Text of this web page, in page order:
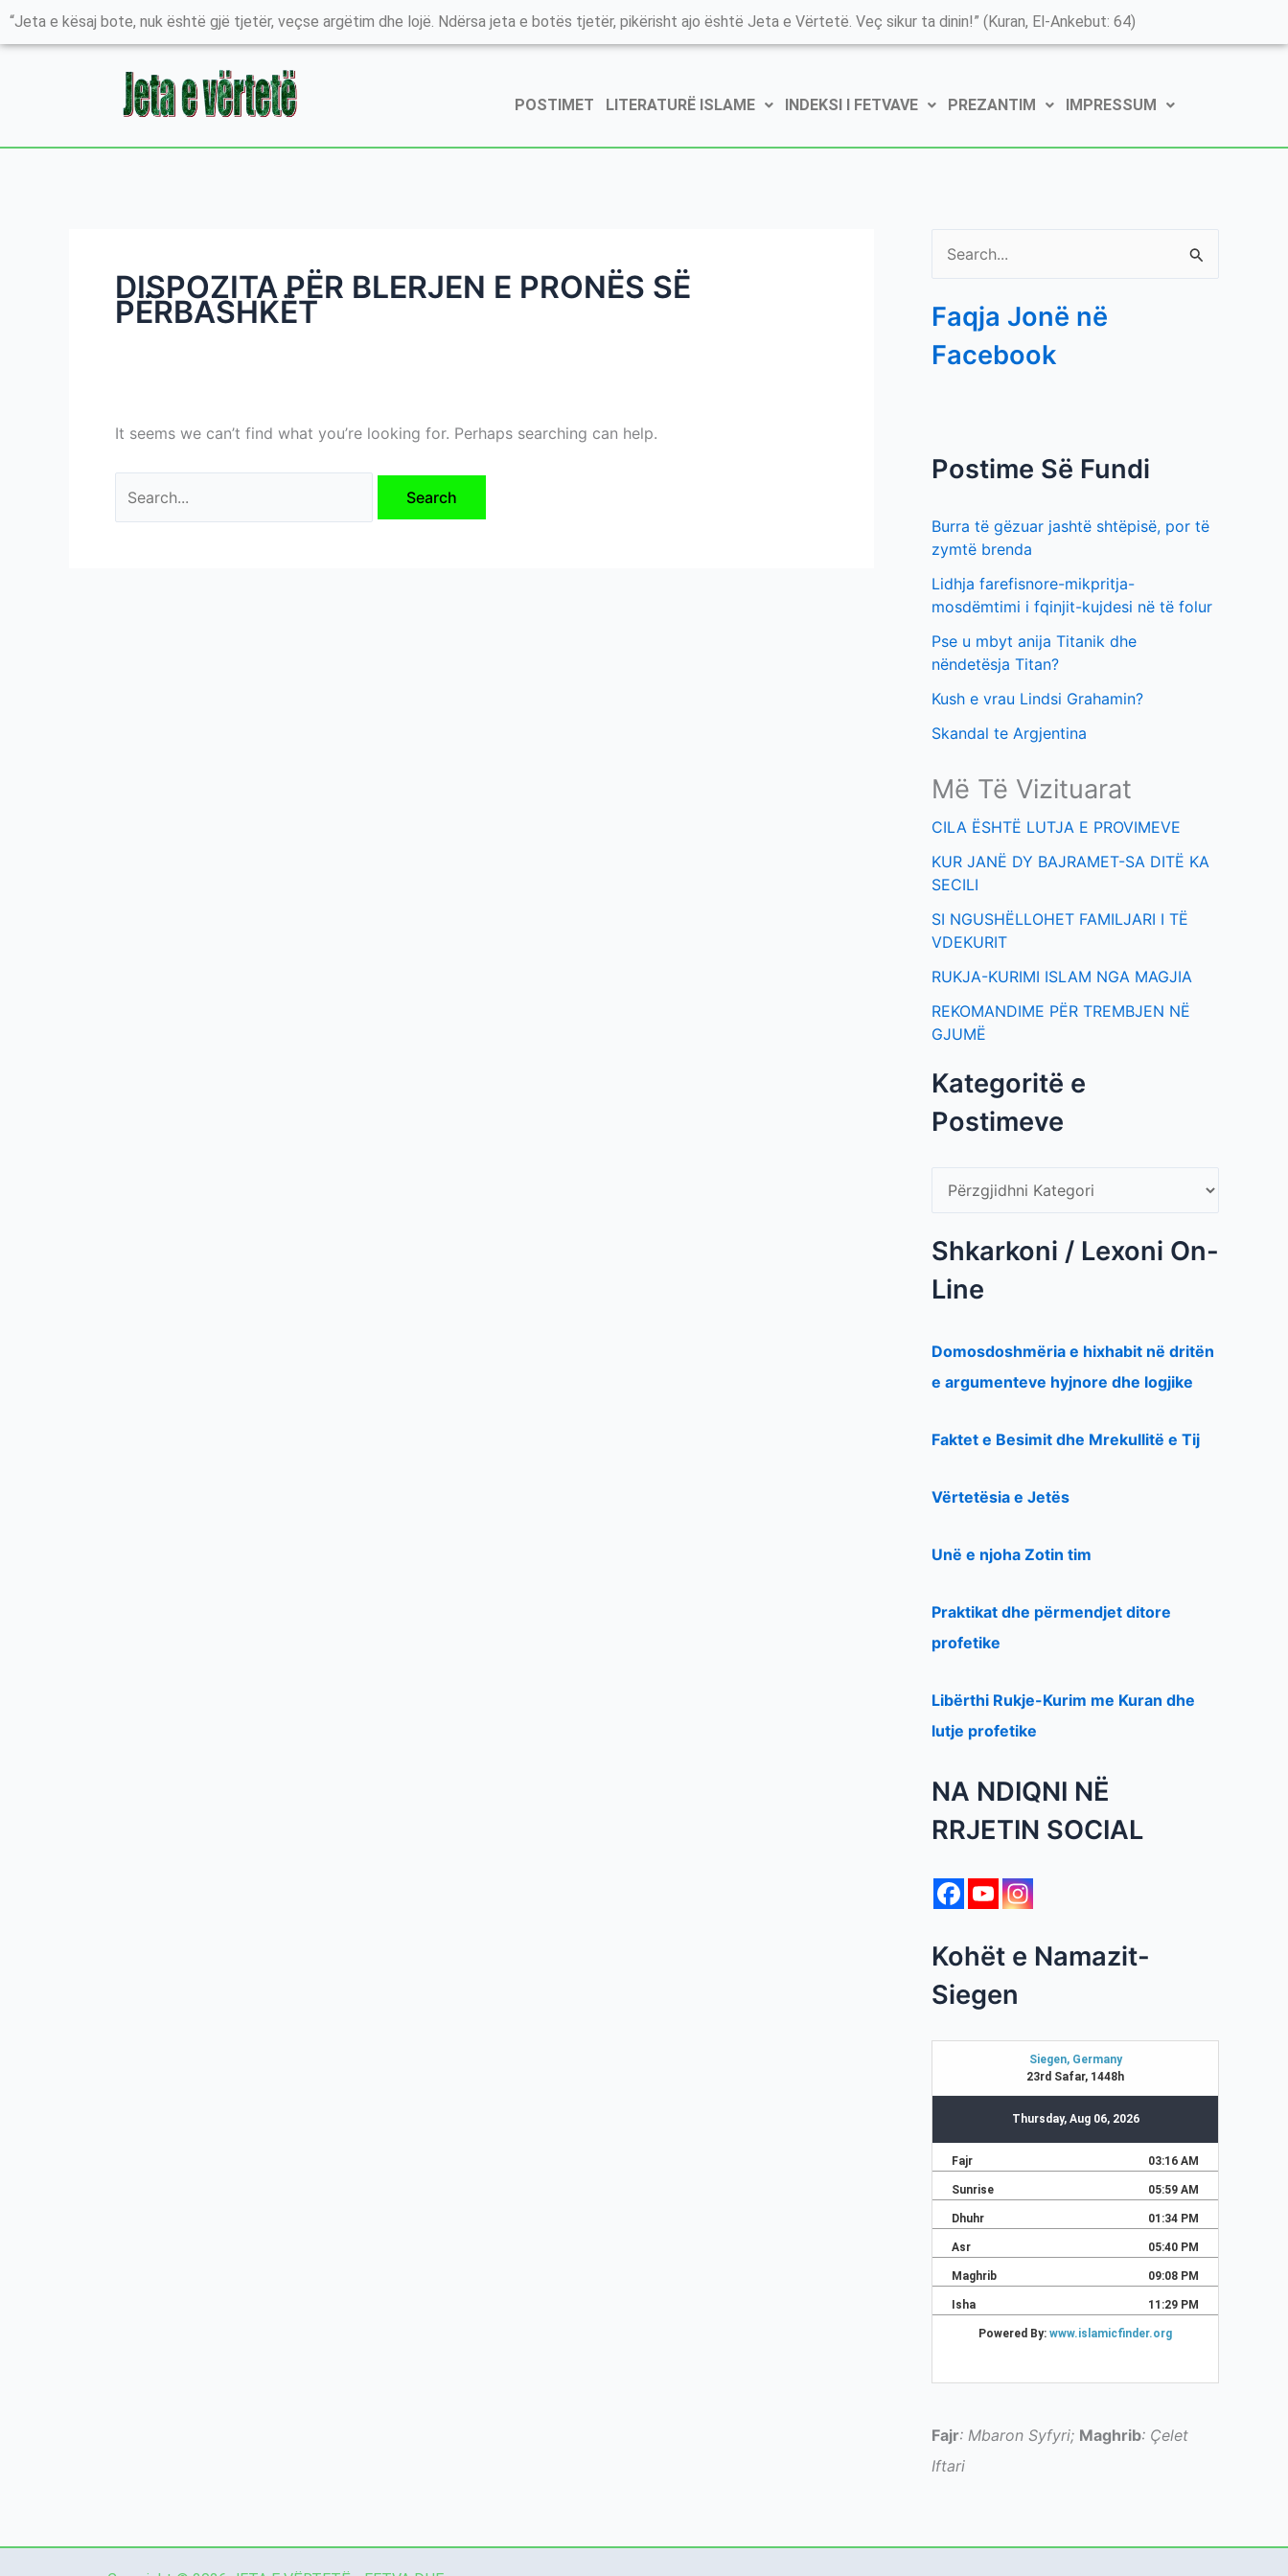
Skip
“Jeta e kësaj bote, nuk është gjë tjetër, veçse argëtim dhe lojë. Ndërsa jeta e botës tjetër, pikërisht ajo është Jeta e Vërtetë. Veç sikur ta dinin!” (Kuran, El-Ankebut: 64)
POSTIMET LITERATURË ISLAME INDEKSI I FETVAVE PREZANTIM IMPRESSUM
DISPOZITA PËR BLERJEN E PRONËS SË
PËRBASHKËT
It seems we can’t find what you’re looking for. Perhaps searching can help.
Search
a
r
o
:
Faqja Jonë në
Facebook
Postime Së Fundi
Burra të gëzuar jashtë shtëpisë, por të
zymtë brenda
Lidhja farefisnore-mikpritja-
mosdëmtimi i fqinjit-kujdesi në të folur
Pse u mbyt anija Titanik dhe
nëndetësja Titan?
Kush e vrau Lindsi Grahamin?
Skandal te Argjentina
Më Të Vizituarat
CILA ËSHTË LUTJA E PROVIMEVE
KUR JANË DY BAJRAMET-SA DITË KA
SECILI
SI NGUSHËLLOHET FAMILJARI I TË
VDEKURIT
RUKJA-KURIMI ISLAM NGA MAGJIA
REKOMANDIME PËR TREMBJEN NË
GJUMË
Kategoritë e
Postimeve
K
a
e
i
e
P
i
e
Shkarkoni / Lexoni On-
Line
Domosdoshmëria e hixhabit në dritën
e argumenteve hyjnore dhe logjike
Faktet e Besimit dhe Mrekullitë e Tij
Vërtetësia e Jetës
Unë e njoha Zotin tim
Praktikat dhe përmendjet ditore
profetike
Libërthi Rukje-Kurim me Kuran dhe
lutje profetike
NA NDIQNI NË
RRJETIN SOCIAL
Kohët e Namazit-
Siegen
Fajr: Mbaron Syfyri; Maghrib: Çelet
Iftari